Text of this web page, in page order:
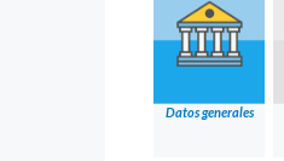
Datos generales